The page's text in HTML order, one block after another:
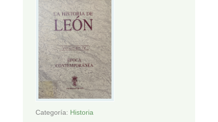
Categoría: Historia